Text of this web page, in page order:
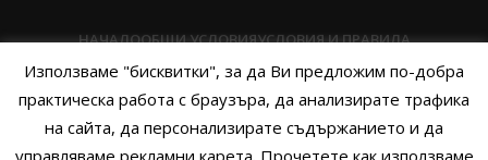
НАЧАЛООБЩИ УСЛОВИЯУСЛОВИЯ И ПРАВИЛА
ПОЛИТИКА НА БИСКВИТКИТЕПОЛИТИКА ЗА ПОВЕРИТЕЛНОСТ
НАЧИНИ НА ПЛАЩАНЕИЗПРАТЕТЕ ЗАПИТВАНЕ
Използваме "бисквитки", за да Ви предложим по-добра
практическа работа с браузъра, да анализирате трафика
на сайта, да персонализирате съдържанието и да